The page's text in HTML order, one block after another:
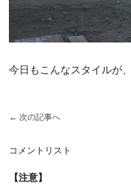
今日もこんなスタイルが
← 次の記事へ
コメントリスト
【注意】